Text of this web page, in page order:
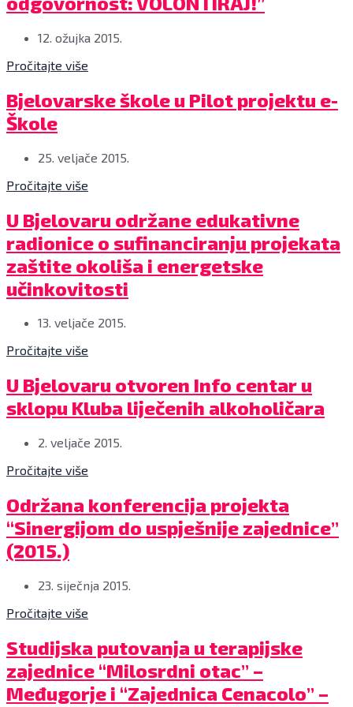
pozornost,
odgovornost:
VOLONTIRAJ!",
9.
2015.,
velika
vijećnica
Bjelovara
Foto:
Zvonimir
12. ožujka 2015.
Pročitajte više
Konferencija
za
novinare
kojoj
prezentiran
projekt
CARNeta,
Hrvatske
akademske
i
istraživačke
Škole,
veljače
2015.,
mala
Grada
FOTO:
Dragičević
www.bjelovar.hr
Bjelovarske škole u Pilot projektu e-
Škole
25. veljače 2015.
Pročitajte više
Marija
Sćulac
Domac,
pomoćnica
ministra,
Mario
voditelj
za
učinkovitost
i
obnovljive
Fonda
zaštitu
i
energetsku
učinkovitost
i
Anamarija
moderatorica
Predstavnici
za
zaštitu
okoliša
U Bjelovaru održane edukativne
radionice o sufinanciranju projekata
zaštite okoliša i energetske
učinkovitosti
13. veljače 2015.
Pročitajte više
Zamjenica
gradonačelnika
Grada
Lidija
otvorila
centar
u
sklopu
Kluba
liječenih
adresi
Silvija
Kranjčevića
4
u
Bjelovaru,
U Bjelovaru otvoren Info centar u
sklopu Kluba liječenih alkoholičara
2. veljače 2015.
Pročitajte više
Održana
konferencija
projekta
"Sinergijom
do
zajednice",
siječnja
godine
u
Visokoj
tehničkoj
Održana konferencija projekta
“Sinergijom do uspješnije zajednice”
(2015.)
23. siječnja 2015.
Pročitajte više
Studijska
putovanja
u
terapijske
zajednice
Studijska putovanja u terapijske
zajednice “Milosrdni otac” –
Međugorje i “Zajednica Cenacolo” –